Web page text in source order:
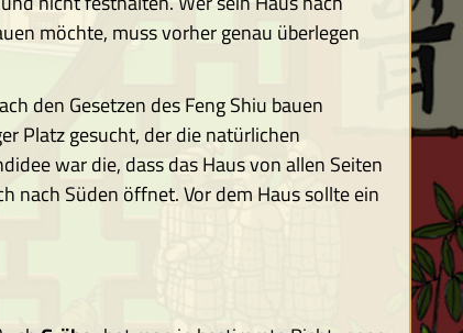
möchte, muss vorher genau überlegen
den Gesetzen des Feng Shiu bauen
Platz gesucht, der die natürlichen
war die, dass das Haus von allen Seiten
nach Süden öffnet. Vor dem Haus sollte ein